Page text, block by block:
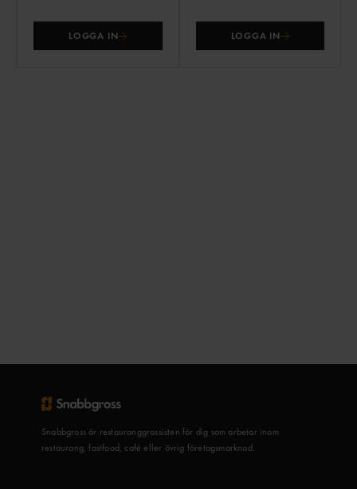
LOGGA IN LOGGA IN
Snabbgross är restauranggrossisten för dig som arbetar inom
restaurang, fastfood, café eller övrig företagsmarknad.